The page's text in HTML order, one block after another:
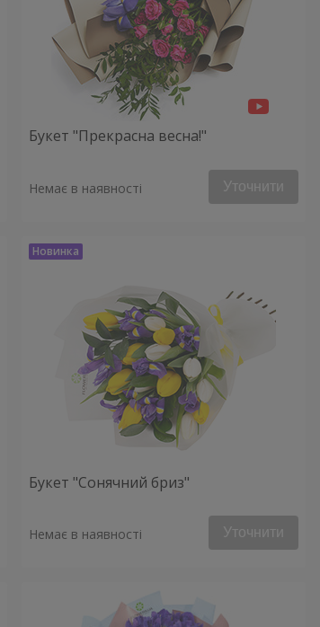
Букет "Прекрасна весна!"
Немає в наявності Уточнити
Букет "Сонячний бриз"
Немає в наявності Уточнити